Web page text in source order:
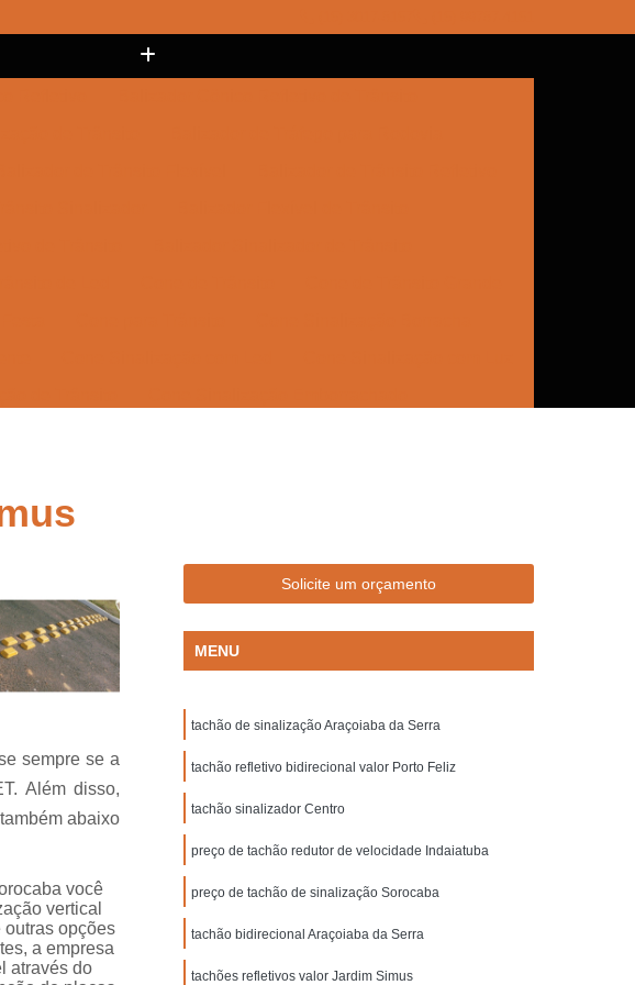
Trânsito
de Rodovias
Empresa de Sinalização Viária
Empresa Sinalização
de Trânsito
de Pedestre
Lombada de Borracha para Condomínio
Lombada Elevada
Lombada para Garagem
Lombada Quebra Mola
de Sinalização
Pintura de Sinalização Horizontal
Viária
Pintura de Sinalização Viária
Pintura Sinalização
Pintura Sinalização de Segurança
de Trânsito
Pintura Sinalização Horizontal
Tipo Horizontal
Placas de Sinalização de Segurança Bombeiros
sempre se a
Além disso,
abaixo
você
vertical
opções
a empresa
através do
Solicite um orçamento
MENU
tachão de sinalização Araçoiaba da Serra
tachão refletivo bidirecional valor Porto Feliz
tachão sinalizador Centro
preço de tachão redutor de velocidade Indaiatuba
preço de tachão de sinalização Sorocaba
tachão bidirecional Araçoiaba da Serra
tachões refletivos valor Jardim Simus